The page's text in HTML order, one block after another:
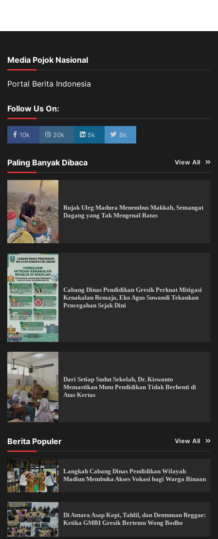
Media Pojok Nasional
Portal Berita Indonesia
Follow Us On:
10k 20k 5k 8k
Paling Banyak Dibaca View All
Rujak Uleg Madura Menembus Makkah, Semangat
Dagang yang Tak Mengenal Batas
Cabang Dinas Pendidikan Gresik Perkuat Mitigasi
Kenakalan Remaja, Eko Agus Suwandi Tekankan
Pencegahan Sejak Dini
Dari Setiap Sudut Sekolah, Dr. Kiswanto
Memastikan Mutu Pendidikan Tidak Berhenti di
Atas Kertas
Berita Populer View All
Langkah Cabang Dinas Pendidikan Wilayah
Madiun Membuka Akses Vokasi bagi Warga Binaan
Di Antara Asap Kopi, Tahlil, dan Dentuman Reggae:
Ketika GMBI Gresik Bertemu Wong Bodho